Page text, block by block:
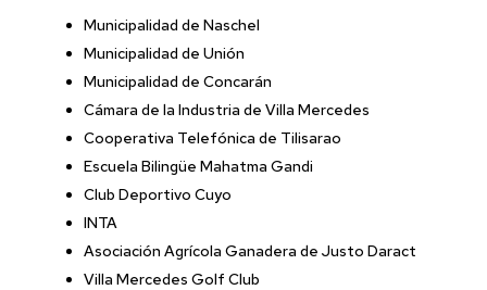
Municipalidad de Naschel
Municipalidad de Unión
Municipalidad de Concarán
Cámara de la Industria de Villa Mercedes
Cooperativa Telefónica de Tilisarao
Escuela Bilingüe Mahatma Gandi
Club Deportivo Cuyo
INTA
Asociación Agrícola Ganadera de Justo Daract
Villa Mercedes Golf Club